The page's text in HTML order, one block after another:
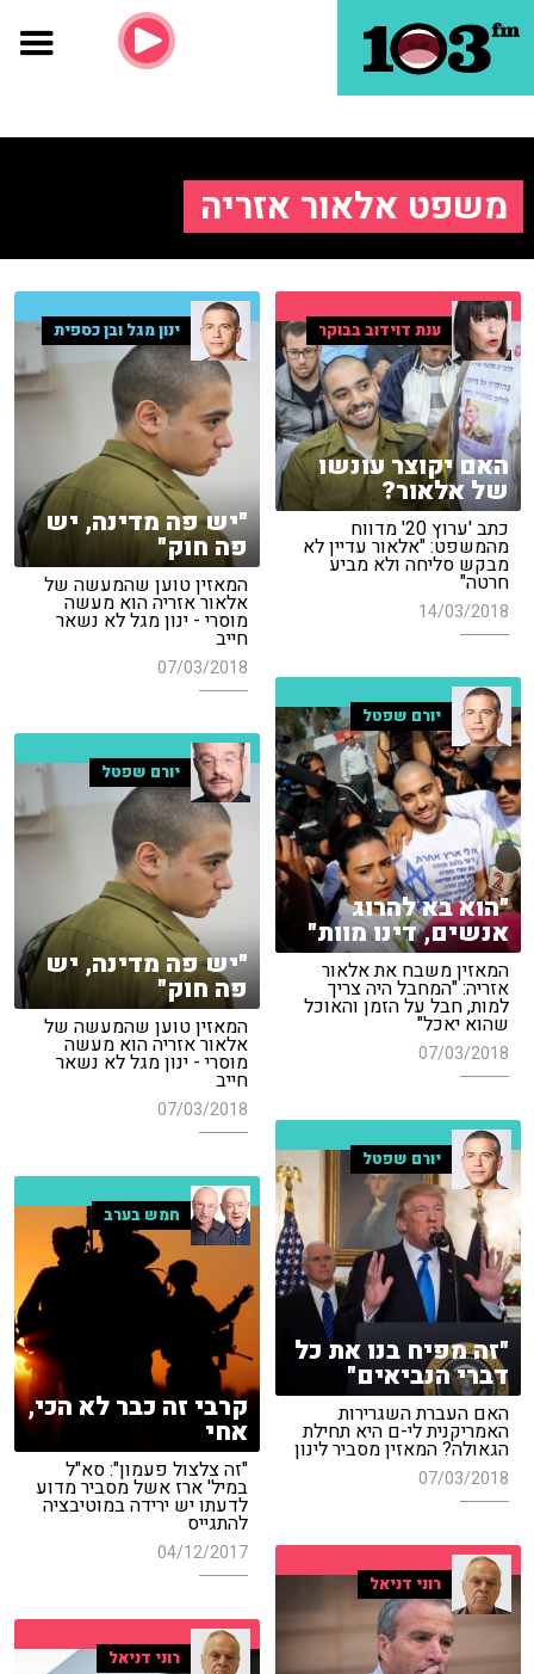
משפט אלאור אזריה
ענת דוידוב בבוקר
האם יקוצר עונשו
של אלאור?
כתב 'ערוץ 20' מדווח
מהמשפט: "אלאור עדיין לא
מבקש סליחה ולא מביע
חרטה"
14/03/2018
ינון מגל ובן כספית
"יש פה מדינה, יש
פה חוק"
המאזין טוען שהמעשה של
אלאור אזריה הוא מעשה
מוסרי - ינון מגל לא נשאר
חייב
07/03/2018
יורם שפטל
"הוא בא להרוג
אנשים, דינו מוות"
המאזין משבח את אלאור
אזריה: "המחבל היה צריך
למות, חבל על הזמן והאוכל
שהוא יאכל"
07/03/2018
יורם שפטל
"יש פה מדינה, יש
פה חוק"
המאזין טוען שהמעשה של
אלאור אזריה הוא מעשה
מוסרי - ינון מגל לא נשאר
חייב
07/03/2018
יורם שפטל
"זה מפיח בנו את כל
דברי הנביאים"
האם העברת השגרירות
האמריקנית לי-ם היא תחילת
הגאולה? המאזין מסביר לינון
07/03/2018
חמש בערב
קרבי זה כבר לא הכי,
אחי
"זה צלצול פעמון": סא"ל
במיל' ארז אשל מסביר מדוע
לדעתו יש ירידה במוטיבציה
להתגייס
04/12/2017
רוני דניאל
רוני דניאל